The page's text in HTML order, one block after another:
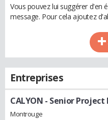
Vous pouvez lui suggérer d'en
message. Pour cela ajoutez
Entreprises
CALYON - Senior
Montrouge